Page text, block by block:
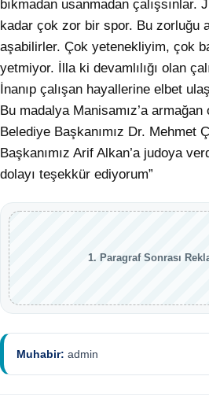
bıkmadan usanmadan çalışsınlar.
kadar çok zor bir spor. Bu zorluğu
aşabilirler. Çok yetenekliyim, çok
yetmiyor. İlla ki devamlılığı olan
İnanıp çalışan hayallerine elbet
Bu madalya Manisamız’a
Belediye Başkanımız Dr. Mehmet
Başkanımız Arif Alkan’a judoya
dolayı teşekkür ediyorum”
1. Paragraf Sonrası
Muhabir: admin